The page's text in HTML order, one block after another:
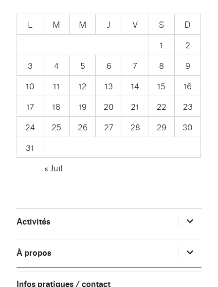
L M M J V S
D
1
2
3
4 5 6 7 8
9
10
11 12 13 14 15
16
17
18 19 20 21 22
23
24
25 26 27 28 29
30
31
« Juil
Activités ouvrir
le
sous-
menu
À propos
ouvrir
le
sous-
menu
Infos pratiques / contact